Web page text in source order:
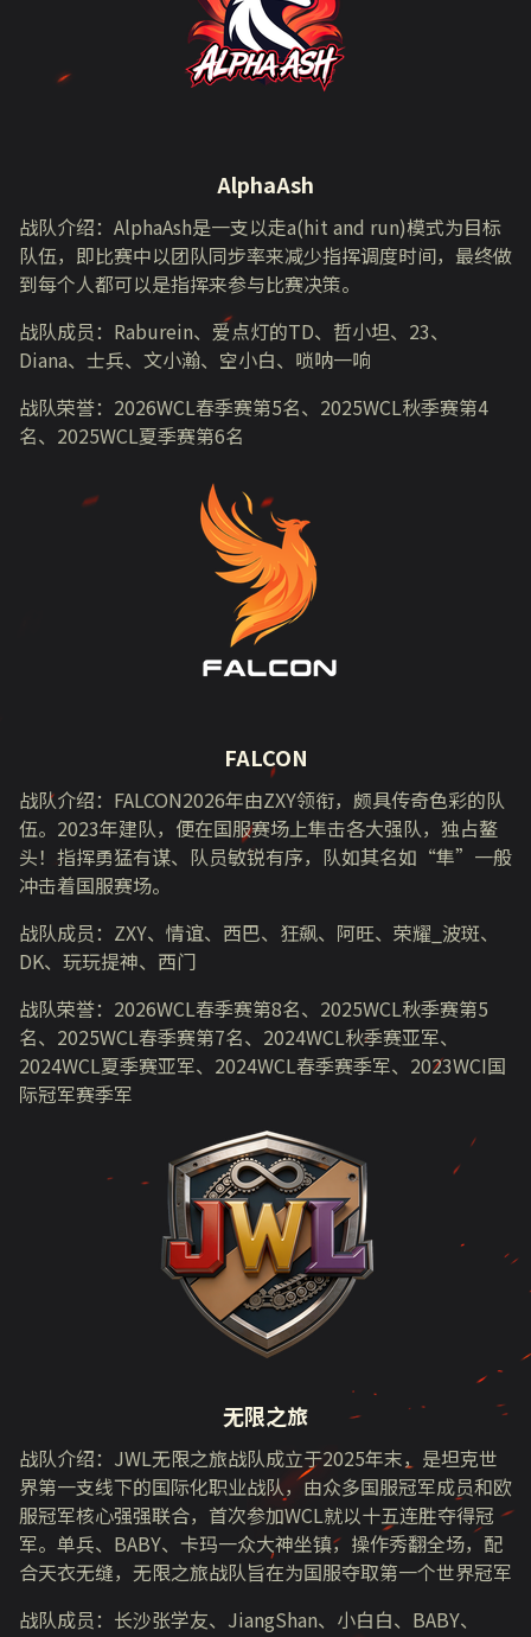
AlphaAsh
战队介绍： AlphaAsh是一支以走a(hit and run)模式为目标
队伍，即比赛中以团队同步率来减少指挥调度时间，最终做
到每个人都可以是指挥来参与比赛决策。
战队成员： Raburein、爱点灯的TD、哲小坦、 23、
Diana、士兵、文小瀚、空小白、唢呐一响
战队荣誉： 2026WCL春季赛第5名、 2025WCL秋季赛第4
名、 2025WCL夏季赛第6名
FALCON
战队介绍： FALCON2026年由ZXY领衔，颇具传奇色彩的队
伍。 2023年建队，便在国服赛场上隼击各大强队，独占鳌
头！指挥勇猛有谋、队员敏锐有序，队如其名如“隼”一般
冲击着国服赛场。
战队成员： ZXY、情谊、西巴、狂飙、阿旺、荣耀 波斑、
DK、玩玩提神、西门
战队荣誉： 2026WCL春季赛第8名、 2025WCL秋季赛第5
名、 2025WCL春季赛第7名、 2024WCL秋季赛亚军、
2024WCL夏季赛亚军、 2024WCL春季赛季军、 2023WCI国
际冠军赛季军
无限之旅
战队介绍： JWL无限之旅战队成立于2025年末，是坦克世
界第一支线下的国际化职业战队，由众多国服冠军成员和欧
服冠军核心强强联合，首次参加WCL就以十五连胜夺得冠
军。单兵、 BABY、卡玛一众大神坐镇，操作秀翻全场，配
合天衣无缝，无限之旅战队旨在为国服夺取第一个世界冠军
战队成员：长沙张学友、 JiangShan、小白白、 BABY、